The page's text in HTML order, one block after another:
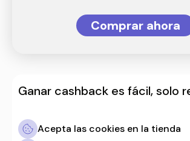
Comprar ahora
Ganar cashback es fácil, solo
Acepta las cookies en la tienda